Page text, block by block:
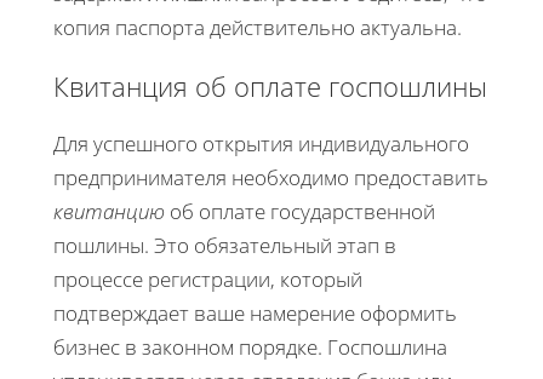
копия паспорта действительно актуальна.
Квитанция об оплате госпошлины
Для успешного открытия индивидуального
предпринимателя необходимо предоставить
квитанцию об оплате государственной
пошлины. Это обязательный этап в
процессе регистрации, который
подтверждает ваше намерение оформить
бизнес в законном порядке. Госпошлина